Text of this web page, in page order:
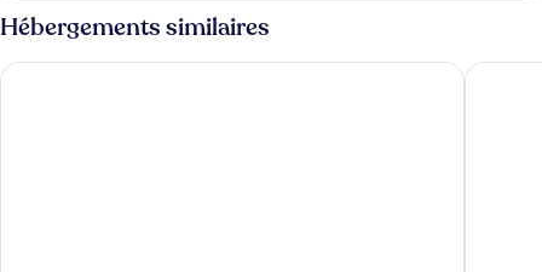
Room
type
de
Triple
Hébergements similaires
Barceló Roma NH